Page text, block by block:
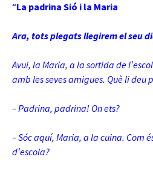
“La padrina Sió i la Maria
Ara, tots plegats llegirem el seu
Avui, la Maria, a la sortida de
amb les seves amigues. Què li deu
– Padrina, padrina! On ets?
– Sóc aquí, Maria, a la cuina. Com
d’escola?